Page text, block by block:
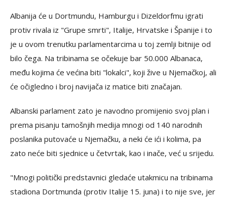
Albanija će u Dortmundu, Hamburgu i Dizeldorfmu igrati
protiv rivala iz "Grupe smrti", Italije, Hrvatske i Španije i to
je u ovom trenutku parlamentarcima u toj zemlji bitnije od
bilo čega. Na tribinama se očekuje bar 50.000 Albanaca,
među kojima će većina biti "lokalci", koji žive u Njemačkoj, ali
će očigledno i broj navijača iz matice biti značajan.
Albanski parlament zato je navodno promijenio svoj plan i
prema pisanju tamošnjih medija mnogi od 140 narodnih
poslanika putovaće u Njemačku, a neki će ići i kolima, pa
zato neće biti sjednice u četvrtak, kao i inače, već u srijedu.
"Mnogi politički predstavnici gledaće utakmicu na tribinama
stadiona Dortmunda (protiv Italije 15. juna) i to nije sve, jer